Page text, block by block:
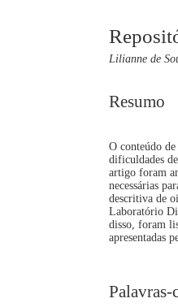
Lilianne de
Resumo
O conteúdo
dificuldades
artigo foram
necessárias
descritiva de
Laboratório
disso, foram
apresentadas
Palavras-